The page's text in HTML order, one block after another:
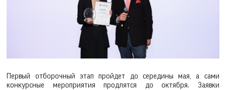
Первый отборочный этап пройдет до середины мая, а сами
конкурсные мероприятия продлятся до октября. Заявки